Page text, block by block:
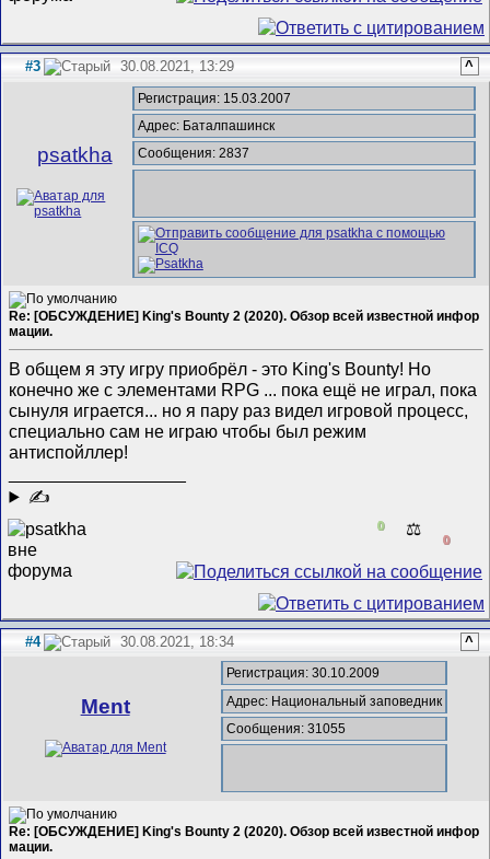
#3 30.08.2021, 13:29 ^
psatkha
Регистрация: 15.03.2007
Адрес: Баталпашинск
Сообщения: 2837
Re: [ОБСУЖДЕНИЕ] King's Bounty 2 (2020). Обзор всей известной инфор
мации.
В общем я эту игру приобрёл - это King's Bounty! Но
конечно же с элементами RPG ... пока ещё не играл, пока
сынуля играется... но я пару раз видел игровой процесс,
специально сам не играю чтобы был режим
антиспойллер!
✍
0 ⚖️
0
#4 30.08.2021, 18:34 ^
Ment
Регистрация: 30.10.2009
Адрес: Национальный заповедник
Сообщения: 31055
Re: [ОБСУЖДЕНИЕ] King's Bounty 2 (2020). Обзор всей известной инфор
мации.